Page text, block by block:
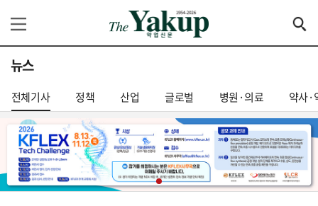
뉴스
전체기사 정책 산업 글로벌 병원·의료 약사·